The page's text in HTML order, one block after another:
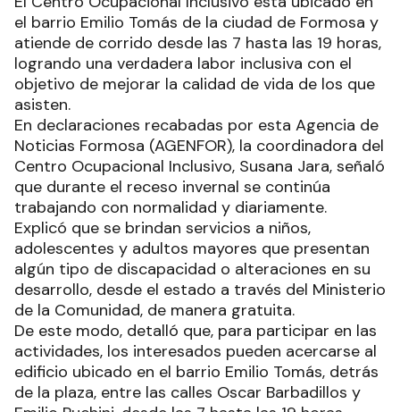
el barrio Emilio Tomás de la ciudad de Formosa y
atiende de corrido desde las 7 hasta las 19 horas,
logrando una verdadera labor inclusiva con el
objetivo de mejorar la calidad de vida de los que
asisten.
En declaraciones recabadas por esta Agencia de
Noticias Formosa (AGENFOR), la coordinadora del
Centro Ocupacional Inclusivo, Susana Jara, señaló
que durante el receso invernal se continúa
trabajando con normalidad y diariamente.
Explicó que se brindan servicios a niños,
adolescentes y adultos mayores que presentan
algún tipo de discapacidad o alteraciones en su
desarrollo, desde el estado a través del Ministerio
de la Comunidad, de manera gratuita.
De este modo, detalló que, para participar en las
actividades, los interesados pueden acercarse al
edificio ubicado en el barrio Emilio Tomás, detrás
de la plaza, entre las calles Oscar Barbadillos y